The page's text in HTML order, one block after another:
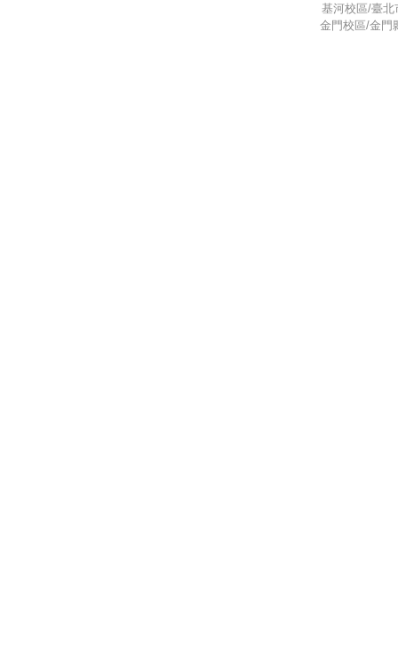
基河校區/臺北
金門校區/金門